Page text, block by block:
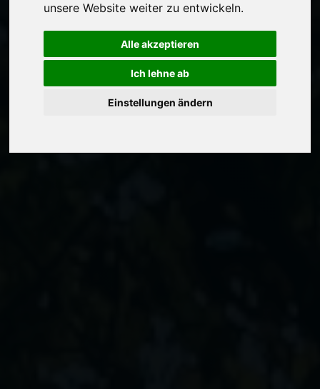
unsere Website weiter zu entwickeln.
Alle akzeptieren
Ich lehne ab
Einstellungen ändern